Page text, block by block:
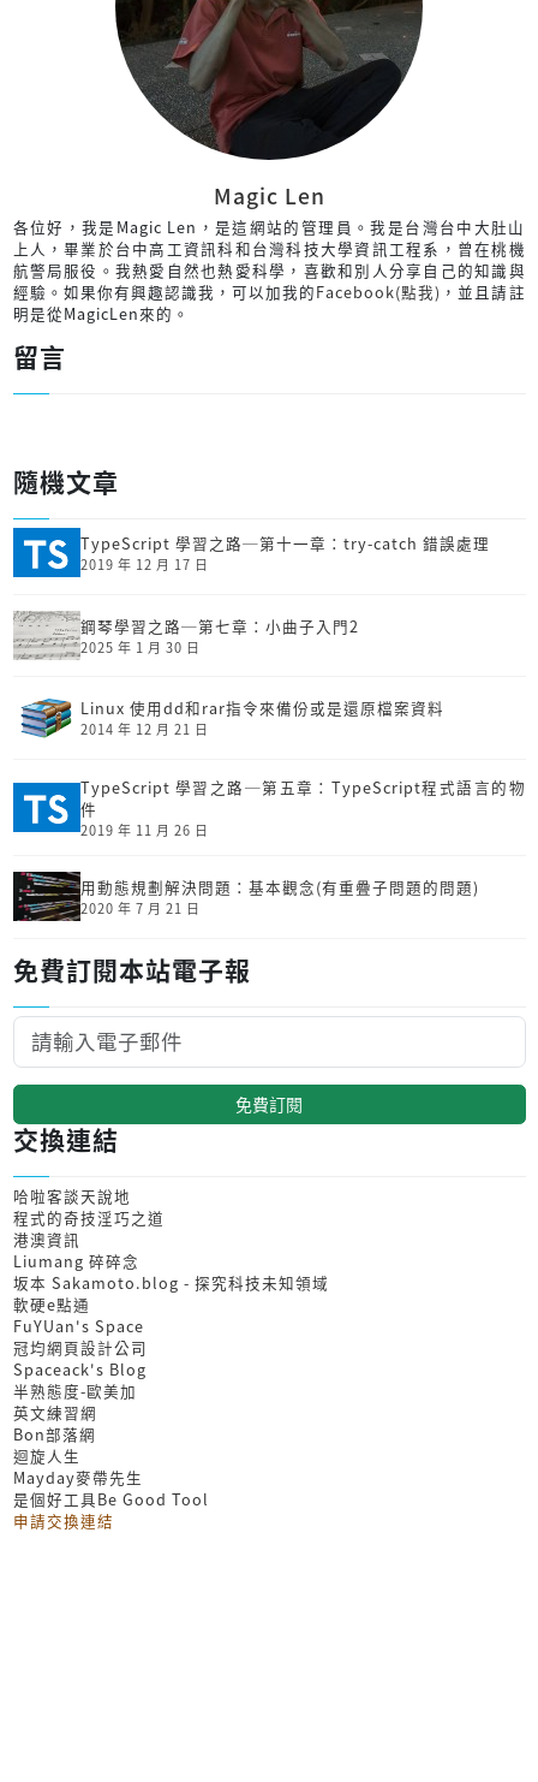
Magic Len
各位好，我是Magic Len，是這網站的管理員。我是台灣台中大肚山
上人，畢業於台中高工資訊科和台灣科技大學資訊工程系，曾在桃機
航警局服役。我熱愛自然也熱愛科學，喜歡和別人分享自己的知識與
經驗。如果你有興趣認識我，可以加我的Facebook(點我) ，並且請註
明是從MagicLen來的。
留言
隨機文章
TypeScript 學習之路─第十一章：try-catch 錯誤處理
2019 年 12 月 17 日
鋼琴學習之路─第七章：小曲子入門2
2025 年 1 月 30 日
Linux 使用dd和rar指令來備份或是還原檔案資料
2014 年 12 月 21 日
TypeScript 學習之路─第五章：TypeScript程式語言的物
件
2019 年 11 月 26 日
用動態規劃解決問題：基本觀念(有重疊子問題的問題)
2020 年 7 月 21 日
免費訂閱本站電子報
免費訂閱
交換連結
哈啦客談天說地
程式的奇技淫巧之道
港澳資訊
Liumang 碎碎念
坂本 Sakamoto.blog - 探究科技未知領域
軟硬e點通
FuYUan's Space
冠均網頁設計公司
Spaceack's Blog
半熟態度-歐美加
英文練習網
Bon部落網
迴旋人生
Mayday麥帶先生
是個好工具Be Good Tool
申請交換連結